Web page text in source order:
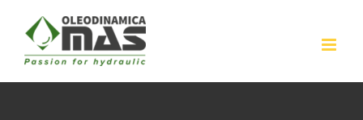
content